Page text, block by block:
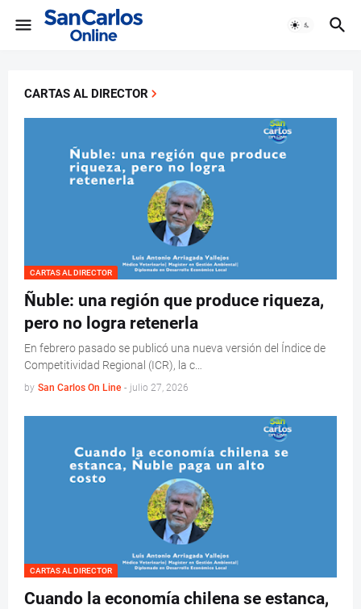
CARTAS AL DIRECTOR
CARTAS AL DIRECTOR
Ñuble: una región que produce riqueza,
pero no logra retenerla
En febrero pasado se publicó una nueva versión del Índice de
Competitividad Regional (ICR), la c…
by San Carlos On Line - julio 27, 2026
CARTAS AL DIRECTOR
Cuando la economía chilena se estanca,